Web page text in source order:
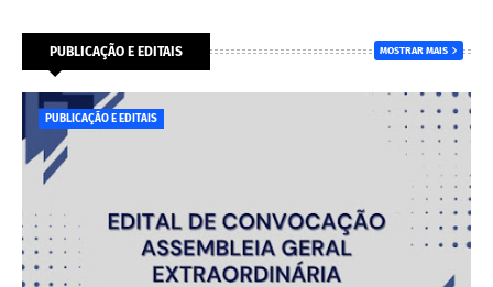
PUBLICAÇÃO E EDITAIS MOSTRAR MAIS
PUBLICAÇÃO E EDITAIS